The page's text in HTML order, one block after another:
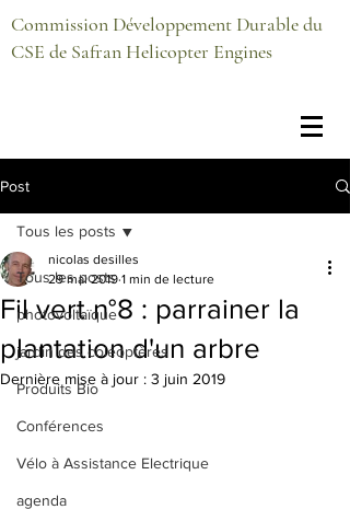
Commission Développement Durable du
CSE de Safran Helicopter Engines
Post
Tous les posts
photovoltaïque
jardin des coléoptères
Produits Bio
Conférences
Vélo à Assistance Electrique
agenda
Tous les posts
Fil vert n°8 : parrainer la
plantation d'un arbre
nicolas desilles
29 mai 2019 1 min de lecture
Dernière mise à jour : 3 juin 2019